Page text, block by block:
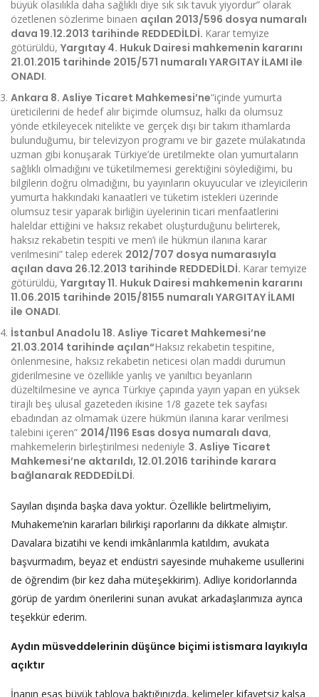
büyük olasılıkla daha sağlıklı diye sık sık tavuk yiyordur” olarak
özetlenen sözlerime binaen açılan 2013/596 dosya numaralı
dava 19.12.2013 tarihinde REDDEDİLDİ. Karar temyize
götürüldü, Yargıtay 4. Hukuk Dairesi mahkemenin kararını
21.01.2015 tarihinde 2015/571 numaralı YARGITAY İLAMI ile
ONADI.
Ankara 8. Asliye Ticaret Mahkemesi’ne“içinde yumurta
üreticilerini de hedef alır biçimde olumsuz, halkı da olumsuz
yönde etkileyecek nitelikte ve gerçek dışı bir takım ithamlarda
bulunduğumu, bir televizyon programı ve bir gazete mülakatında
uzman gibi konuşarak Türkiye’de üretilmekte olan yumurtaların
sağlıklı olmadığını ve tüketilmemesi gerektiğini söylediğimi, bu
bilgilerin doğru olmadığını, bu yayınların okuyucular ve izleyicilerin
yumurta hakkındaki kanaatleri ve tüketim istekleri üzerinde
olumsuz tesir yaparak birliğin üyelerinin ticari menfaatlerini
haleldar ettiğini ve haksız rekabet oluşturduğunu belirterek,
haksız rekabetin tespiti ve men’i ile hükmün ilanına karar
verilmesini” talep ederek 2012/707 dosya numarasıyla
açılan dava 26.12.2013 tarihinde REDDEDİLDİ. Karar temyize
götürüldü, Yargıtay 11. Hukuk Dairesi mahkemenin kararını
11.06.2015 tarihinde 2015/8155 numaralı YARGITAY İLAMI
ile ONADI.
İstanbul Anadolu 18. Asliye Ticaret Mahkemesi’ne
21.03.2014 tarihinde açılan“Haksız rekabetin tespitine,
önlenmesine, haksız rekabetin neticesi olan maddi durumun
giderilmesine ve özellikle yanlış ve yanıltıcı beyanların
düzeltilmesine ve ayrıca Türkiye çapında yayın yapan en yüksek
tirajlı beş ulusal gazeteden ikisine 1/8 gazete tek sayfası
ebadından az olmamak üzere hükmün ilanına karar verilmesi
talebini içeren” 2014/1196 Esas dosya numaralı dava,
mahkemelerin birleştirilmesi nedeniyle 3. Asliye Ticaret
Mahkemesi’ne aktarıldı, 12.01.2016 tarihinde karara
bağlanarak REDDEDİLDİ.
Sayılan dışında başka dava yoktur. Özellikle belirtmeliyim,
Muhakeme’nin kararları bilirkişi raporlarını da dikkate almıştır.
Davalara bizatihi ve kendi imkânlarımla katıldım, avukata
başvurmadım, beyaz et endüstri sayesinde muhakeme usullerini
de öğrendim (bir kez daha müteşekkirim). Adliye koridorlarında
görüp de yardım önerilerini sunan avukat arkadaşlarımıza ayrıca
teşekkür ederim.
Aydın müsveddelerinin düşünce biçimi istismara layıkıyla
açıktır
İnanın esas büyük tabloya baktığınızda, kelimeler kifayetsiz kalsa